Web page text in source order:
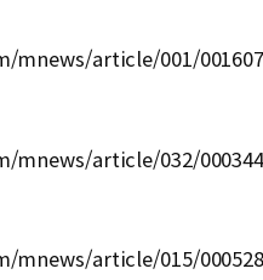
article/001/
article/032/
article/015/